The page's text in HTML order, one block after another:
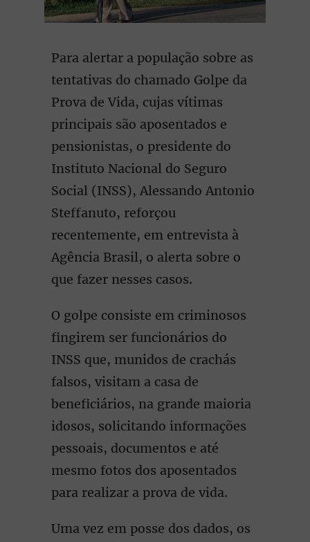
Para alertar a população sobre as
tentativas do chamado Golpe da
Prova de Vida, cujas vítimas
principais são aposentados e
pensionistas, o presidente do
Instituto Nacional do Seguro
Social (INSS), Alessando Antonio
Steffanuto, reforçou
recentemente, em entrevista à
Agência Brasil, o alerta sobre o
que fazer nesses casos.
O golpe consiste em criminosos
fingirem ser funcionários do
INSS que, munidos de crachás
falsos, visitam a casa de
beneficiários, na grande maioria
idosos, solicitando informações
pessoais, documentos e até
mesmo fotos dos aposentados
para realizar a prova de vida.
Uma vez em posse dos dados, os